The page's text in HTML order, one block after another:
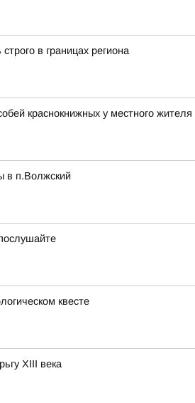
в границах региона
краснокнижных у местного жителя
в п.Волжский
квесте
XIII века